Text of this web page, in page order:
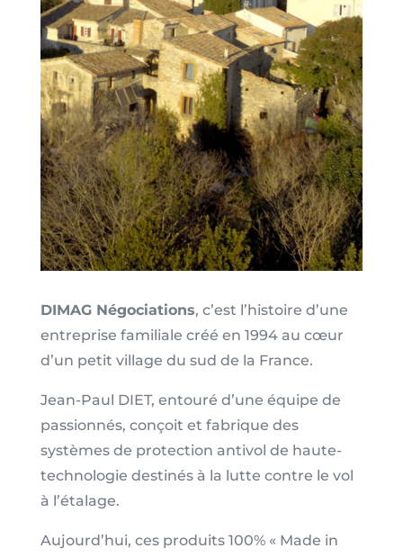
DIMAG Négociations, c’est l’histoire d’une
entreprise familiale créé en 1994 au cœur
d’un petit village du sud de la France.
Jean-Paul DIET, entouré d’une équipe de
passionnés, conçoit et fabrique des
systèmes de protection antivol de haute-
technologie destinés à la lutte contre le vol
à l’étalage.
Aujourd’hui, ces produits 100% « Made in